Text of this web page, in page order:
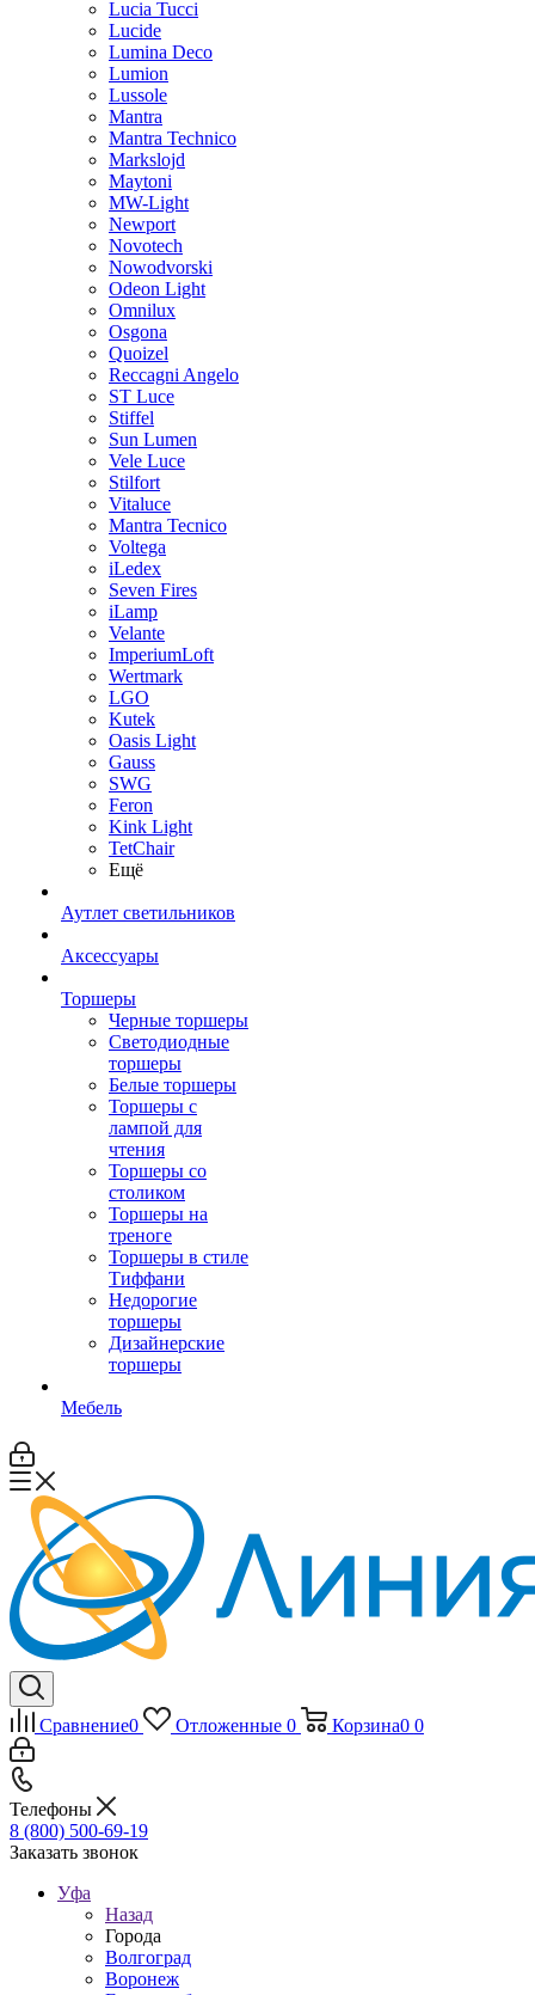
Lucia Tucci
Lucide
Lumina Deco
Lumion
Lussole
Mantra
Mantra Technico
Markslojd
Maytoni
MW-Light
Newport
Novotech
Nowodvorski
Odeon Light
Omnilux
Osgona
Quoizel
Reccagni Angelo
ST Luce
Stiffel
Sun Lumen
Vele Luce
Stilfort
Vitaluce
Mantra Tecnico
Voltega
iLedex
Seven Fires
iLamp
Velante
ImperiumLoft
Wertmark
LGO
Kutek
Oasis Light
Gauss
SWG
Feron
Kink Light
TetСhair
Ещё
Аутлет светильников
Аксессуары
Торшеры
Черные торшеры
Светодиодные
торшеры
Белые торшеры
Торшеры с
лампой для
чтения
Торшеры со
столиком
Торшеры на
треноге
Торшеры в стиле
Тиффани
Недорогие
торшеры
Дизайнерские
торшеры
Мебель
Сравнение0 Отложенные 0 Корзина0 0
Телефоны
8 (800) 500-69-19
Заказать звонок
Уфа
Назад
Города
Волгоград
Воронеж